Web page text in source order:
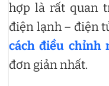
hợp là rất quan
điện lạnh – điện
cách điều chỉnh
đơn giản nhất.